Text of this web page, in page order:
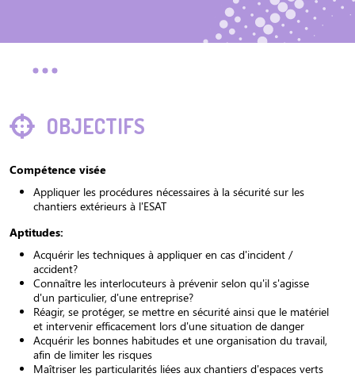
OBJECTIFS
Compétence visée
Appliquer les procédures nécessaires à la sécurité sur les
chantiers extérieurs à l'ESAT
Aptitudes:
Acquérir les techniques à appliquer en cas d'incident /
accident?
Connaître les interlocuteurs à prévenir selon qu'il s'agisse
d'un particulier, d'une entreprise?
Réagir, se protéger, se mettre en sécurité ainsi que le matériel
et intervenir efficacement lors d'une situation de danger
Acquérir les bonnes habitudes et une organisation du travail,
afin de limiter les risques
Maîtriser les particularités liées aux chantiers d'espaces verts